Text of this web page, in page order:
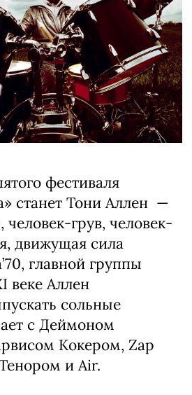
фестиваля
станет Тони Аллен —
грув, человек-
движущая сила
главной группы
веке Аллен
сольные
с Деймоном
Кокером, Zap
и Air.